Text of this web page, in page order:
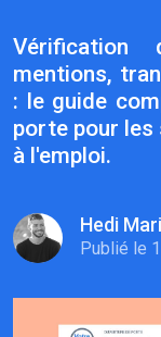
Vérification
mentions,
: le guide
porte pour les
à l'emploi.
Hedi
Publié le